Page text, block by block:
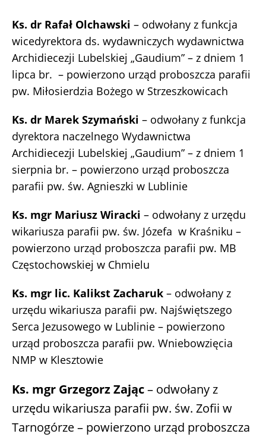
Ks. dr Rafał Olchawski – odwołany z funkcja
wicedyrektora ds. wydawniczych wydawnictwa
Archidiecezji Lubelskiej „Gaudium” – z dniem 1
lipca br. – powierzono urząd proboszcza parafii
pw. Miłosierdzia Bożego w Strzeszkowicach
Ks. dr Marek Szymański – odwołany z funkcja
dyrektora naczelnego Wydawnictwa
Archidiecezji Lubelskiej „Gaudium” – z dniem 1
sierpnia br. – powierzono urząd proboszcza
parafii pw. św. Agnieszki w Lublinie
Ks. mgr Mariusz Wiracki – odwołany z urzędu
wikariusza parafii pw. św. Józefa w Kraśniku –
powierzono urząd proboszcza parafii pw. MB
Częstochowskiej w Chmielu
Ks. mgr lic. Kalikst Zacharuk – odwołany z
urzędu wikariusza parafii pw. Najświętszego
Serca Jezusowego w Lublinie – powierzono
urząd proboszcza parafii pw. Wniebowzięcia
NMP w Klesztowie
Ks. mgr Grzegorz Zając– odwołany z
urzędu wikariusza parafii pw. św. Zofii w
Tarnogórze – powierzono urząd proboszcza